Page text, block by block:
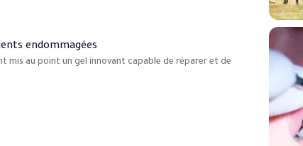
endommagées
mis au point un gel innovant capable de réparer et de